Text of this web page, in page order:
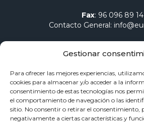
Gestionar
Para ofrecer las mejores experiencias,
cookies para almacenar y/o acceder a la
consentimiento de estas tecnologías nos
el comportamiento de navegación o las
sitio. No consentir o retirar el consentimiento,
negativamente a ciertas características y
Quiénes somos
Equipos de
Electrodos para
Fax: 96 096 89 14
Contacto General: